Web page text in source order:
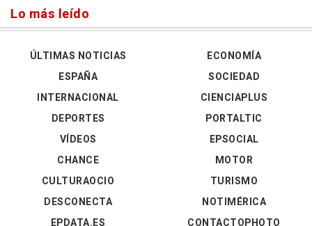
Lo más leído
ÚLTIMAS NOTICIAS
ESPAÑA
INTERNACIONAL
DEPORTES
VÍDEOS
ECONOMÍA
SOCIEDAD
CIENCIAPLUS
PORTALTIC
EPSOCIAL
CHANCE
CULTURAOCIO
DESCONECTA
EPDATA.ES
MOTOR
TURISMO
NOTIMÉRICA
CONTACTOPHOTO